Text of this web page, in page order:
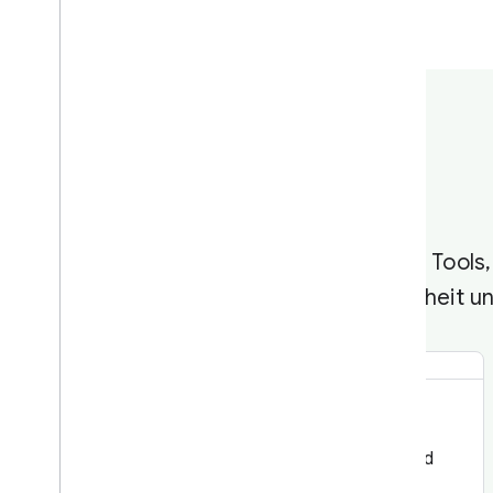
Hier finden Sie die
Sicherheit
Genaue Standortdaten in Echtzeit bereitstellen und